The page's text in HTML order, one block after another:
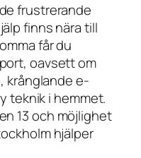
frustrerande
finns nära till
får du
oavsett om
krånglande e-
teknik i hemmet.
13 och möjlighet
hjälper